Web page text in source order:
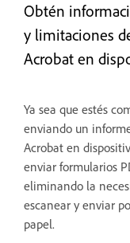
Obtén
y limitaciones
Acrobat en
Ya sea que estés
enviando un
Acrobat en
enviar formularios
eliminando la
escanear y enviar
papel.